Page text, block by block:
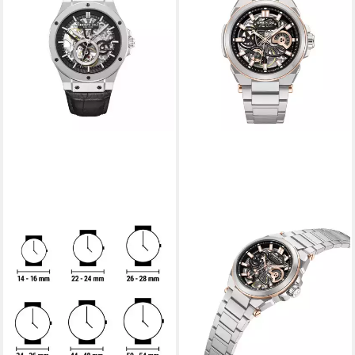
Luxusuhr Herrenuhr
KCWGX0080804
ab 320,78 €